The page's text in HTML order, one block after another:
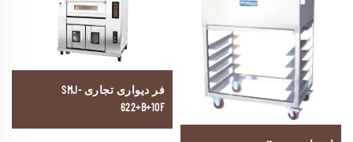
فر دیواری تجاری SMJ-
622+B+10F